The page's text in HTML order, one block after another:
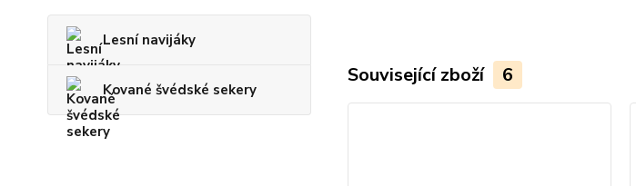
Lesní navijáky
Kované švédské sekery
Související zboží 6